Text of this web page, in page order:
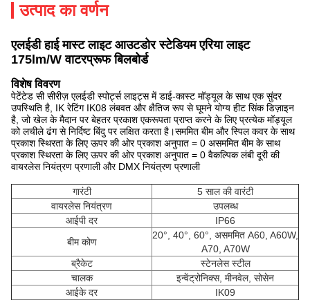
उत्पाद का वर्णन
एलईडी हाई मास्ट लाइट आउटडोर स्टेडियम एरिया लाइट
175lm/W वाटरप्रूफ बिलबोर्ड
विशेष विवरण
पेटेंटेड सी सीरीज़ एलईडी स्पोर्ट्स लाइट्स में डाई-कास्ट मॉड्यूल के साथ एक सुंदर
उपस्थिति है, IK रेटिंग IK08 लंबवत और क्षैतिज रूप से घूमने योग्य हीट सिंक डिज़ाइन
है, जो खेल के मैदान पर बेहतर प्रकाश एकरूपता प्राप्त करने के लिए प्रत्येक मॉड्यूल
को लचीले ढंग से निर्दिष्ट बिंदु पर लक्षित करता है।सममित बीम और स्पिल कवर के साथ
प्रकाश स्थिरता के लिए ऊपर की ओर प्रकाश अनुपात = 0 असममित बीम के साथ
प्रकाश स्थिरता के लिए ऊपर की ओर प्रकाश अनुपात = 0 वैकल्पिक लंबी दूरी की
वायरलेस नियंत्रण प्रणाली और DMX नियंत्रण प्रणाली
गारंटी
5 साल की वारंटी
वायरलेस नियंत्रण
उपलब्ध
आईपी ​​दर
IP66
बीम कोण
20°, 40°, 60°, असममित A60, A60W,
A70, A70W
ब्रैकेट
स्टेनलेस स्टील
चालक
इन्वेंट्रोनिक्स, मीनवेल, सोसेन
आईके दर
IK09